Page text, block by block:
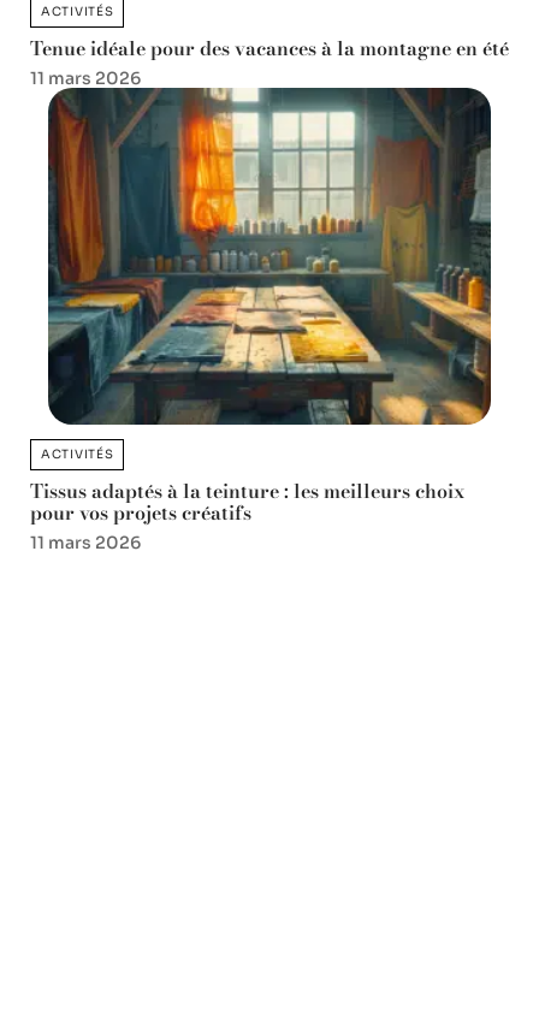
ACTIVITÉS
Tenue idéale pour des vacances à la montagne en été
11 mars 2026
ACTIVITÉS
Tissus adaptés à la teinture : les meilleurs choix
pour vos projets créatifs
11 mars 2026